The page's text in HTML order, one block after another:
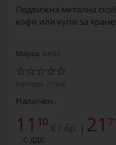
Подвижна метална
кофи или купи за
Марка: Kerbl
Напиши отзив
Наличен.
11 10 € / бр. | 21
С ДДС